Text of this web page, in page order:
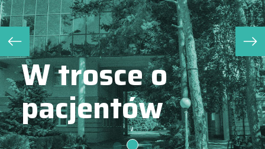
W trosce o
pacjentów